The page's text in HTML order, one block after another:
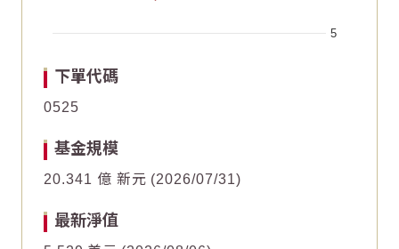
5
Line chart with 64 data points.
The chart has 1 Y axis displaying values. Data ranges
2026/05/062026/05/21
Line chart with 64 data points.
The chart has 1 Y axis displaying values. Data ranges
2026/05/062026/05/21
下單代碼
0525
基金規模
20.341 億 新元 2026/07/31
最新淨值